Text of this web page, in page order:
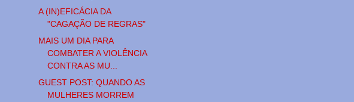
A (IN)EFICÁCIA DA
"CAGAÇÃO DE REGRAS"
MAIS UM DIA PARA
COMBATER A VIOLÊNCIA
CONTRA AS MU...
GUEST POST: QUANDO AS
MULHERES MORREM